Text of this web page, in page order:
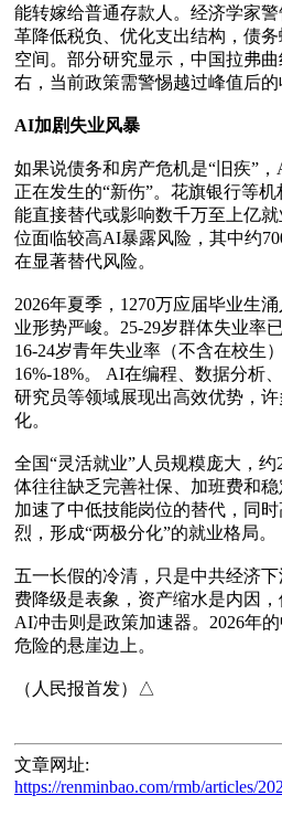
能转嫁给普通存款人。经济学家
革降低税负、优化支出结构，债
空间。部分研究显示，中国拉弗
右，当前政策需警惕越过峰值后的
AI加剧失业风暴
如果说债务和房产危机是“旧疾”
正在发生的“新伤”。花旗银行等
能直接替代或影响数千万至上亿
位面临较高AI暴露风险，其中约
在显著替代风险。
2026年夏季，1270万应届毕业生
业形势严峻。25-29岁群体失业率
16-24岁青年失业率（不含在校生
16%-18%。 AI在编程、数据分析
研究员等领域展现出高效优势，
化。
全国“灵活就业”人员规糢庞大，
体往往缺乏完善社保、加班费和
加速了中低技能岗位的替代，同
烈，形成“两极分化”的就业格局。
五一长假的冷清，只是中共经济
费降级是表象，资产缩水是内因
AI冲击则是政策加速器。2026年
危险的悬崖边上。
文章网址:
https://renminbao.com/rmb/articles/